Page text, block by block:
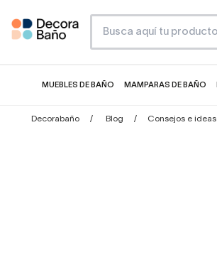
MUEBLES DE BAÑO MAMPARAS DE BAÑO
Decorabaño Blog Consejos e ideas